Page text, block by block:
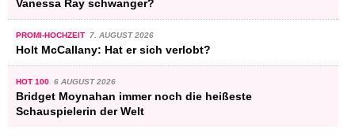
Vanessa Ray schwanger?
PROMI-HOCHZEIT 7. AUGUST 2026
Holt McCallany: Hat er sich verlobt?
HOT 100 6 AUGUST 2026
Bridget Moynahan immer noch die heißeste
Schauspielerin der Welt